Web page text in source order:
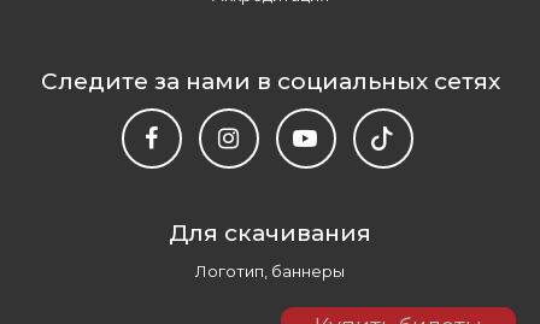
Следите за нами в социальных сетях
Для скачивания
Логотип, баннеры